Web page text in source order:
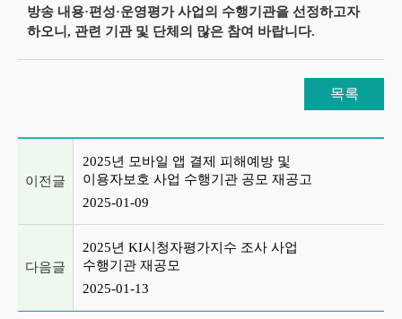
방송 내용·편성·운영평가 사업의 수행기관을 선정하고자
하오니, 관련 기관 및 단체의 많은 참여 바랍니다.
목록
이전글
2025년 모바일 앱 결제 피해예방 및
이용자보호 사업 수행기관 공모 재공고
2025-01-09
다음글
2025년 KI시청자평가지수 조사 사업
수행기관 재공모
2025-01-13